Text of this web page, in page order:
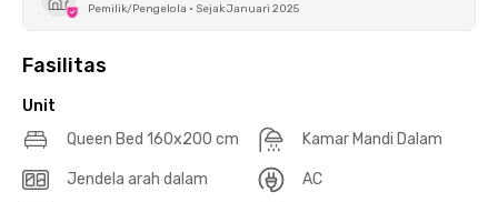
Pemilik/Pengelola • Sejak Januari 2025
Fasilitas
Unit
Queen Bed 160x200 cm
Kamar Mandi Dalam
Jendela arah dalam AC